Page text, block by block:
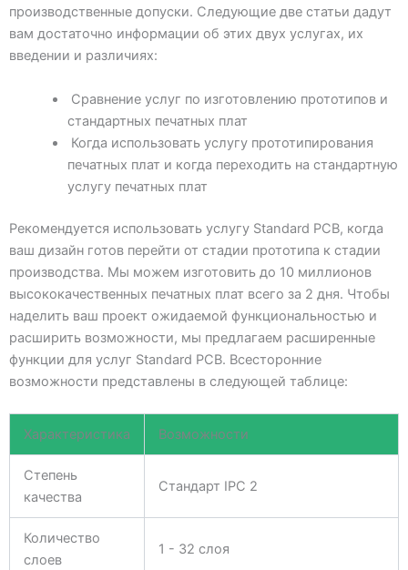
производственные допуски. Следующие две статьи дадут
вам достаточно информации об этих двух услугах, их
введении и различиях:
Сравнение услуг по изготовлению прототипов и
стандартных печатных плат
Когда использовать услугу прототипирования
печатных плат и когда переходить на стандартную
услугу печатных плат
Рекомендуется использовать услугу Standard PCB, когда
ваш дизайн готов перейти от стадии прототипа к стадии
производства. Мы можем изготовить до 10 миллионов
высококачественных печатных плат всего за 2 дня. Чтобы
наделить ваш проект ожидаемой функциональностью и
расширить возможности, мы предлагаем расширенные
функции для услуг Standard PCB. Всесторонние
возможности представлены в следующей таблице:
Характеристика Возможности
Степень
качества
Стандарт IPC 2
Количество
слоев
1 - 32 слоя